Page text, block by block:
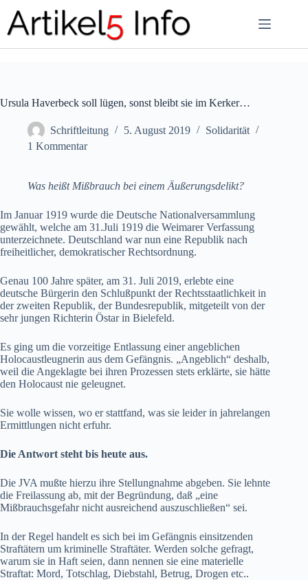
Inhalt
springen
Ursula Haverbeck soll lügen, sonst bleibt sie im Kerker…
Schriftleitung 5. August 2019
Solidarität
1 Kommentar
Was heißt Mißbrauch bei einem Äußerungsdelikt?
Im Januar 1919 wurde die Deutsche Nationalversammlung
gewählt, welche am 31.Juli 1919 die Weimarer Verfassung
unterzeichnete. Deutschland war nun eine Republik nach
freiheitlicher, demokratischer Rechtsordnung.
Genau 100 Jahre später, am 31. Juli 2019, erlebte eine
deutsche Bürgerin den Schlußpunkt der Rechtsstaatlichkeit in
der zweiten Republik, der Bundesrepublik, mitgeteilt von der
sehr jungen Richterin Östar in Bielefeld.
Es ging um die vorzeitige Entlassung einer angeblichen
Holocaustleugnerin aus dem Gefängnis. „Angeblich“ deshalb,
weil die Angeklagte bei ihren Prozessen stets erklärte, sie hätte
den Holocaust nie geleugnet.
Sie wolle wissen, wo er stattfand, was sie leider in jahrelangen
Ermittlungen nicht erfuhr.
Die Antwort steht bis heute aus.
Die JVA mußte hierzu ihre Stellungnahme abgeben. Sie lehnte
die Freilassung ab, mit der Begründung, daß „eine
Mißbrauchsgefahr nicht ausreichend auszuschließen“ sei.
In der Regel handelt es sich bei im Gefängnis einsitzenden
Straftätern um kriminelle Straftäter. Werden solche gefragt,
warum sie in Haft seien, dann nennen sie eine materielle
Straftat: Mord, Totschlag, Diebstahl, Betrug, Drogen etc..